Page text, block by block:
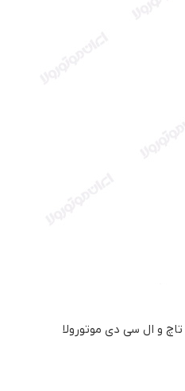
تاچ و ال سی دی موتورولا